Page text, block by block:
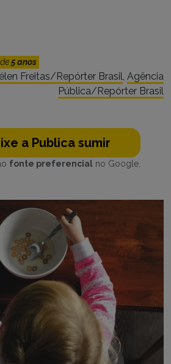
5 anos
Freitas/Repórter Brasil Agência
Pública/Repórter Brasil
a Publica sumir
fonte preferencialno Google.